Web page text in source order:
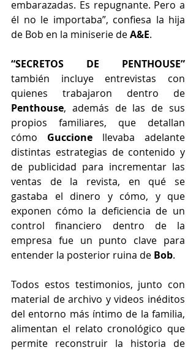
embarazadas. Es repugnante. Pero a
él no le importaba”, confiesa la hija
de Bob en la miniserie de A&E.
“SECRETOS DE PENTHOUSE”
también incluye entrevistas con
Penthouse, además de las de sus
propios familiares, que detallan
cómo Guccione llevaba adelante
distintas estrategias de contenido y
de publicidad para incrementar las
ventas de la revista, en qué se
gastaba el dinero y cómo, y que
exponen cómo la deficiencia de un
control financiero dentro de la
empresa fue un punto clave para
entender la posterior ruina de Bob.
Todos estos testimonios, junto con
material de archivo y videos inéditos
del entorno más íntimo de la familia,
alimentan el relato cronológico que